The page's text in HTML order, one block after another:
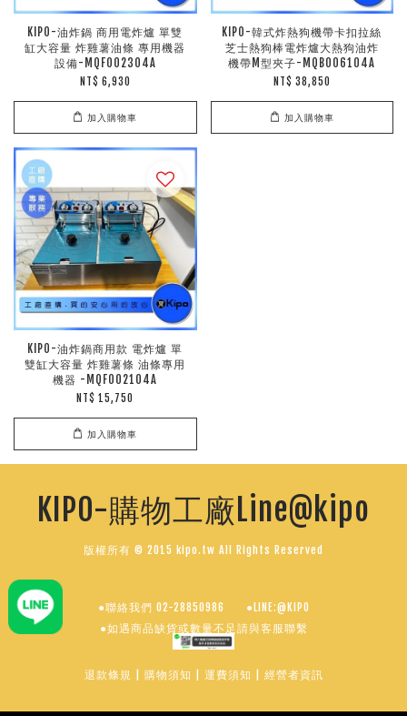
KIPO-油炸鍋 商用電炸爐 單雙
缸大容量 炸雞薯油條 專用機器
設備-MQF002304A
NT$ 6,930
加入購物車
KIPO-韓式炸熱狗機帶卡扣拉絲
芝士熱狗棒電炸爐大熱狗油炸
機帶M型夾子-MQB006104A
NT$ 38,850
加入購物車
KIPO-油炸鍋商用款 電炸爐 單
雙缸大容量 炸雞薯條 油條專用
機器 -MQF002104A
NT$ 15,750
加入購物車
KIPO-購物工廠Line@kipo
版權所有 © 2015 kipo.tw All Rights Reserved
●聯絡我們 02-28850986
●LINE:@KIPO
●如遇商品缺貨或數量不足請與客服聯繫
退款條規 購物須知 運費須知 經營者資訊